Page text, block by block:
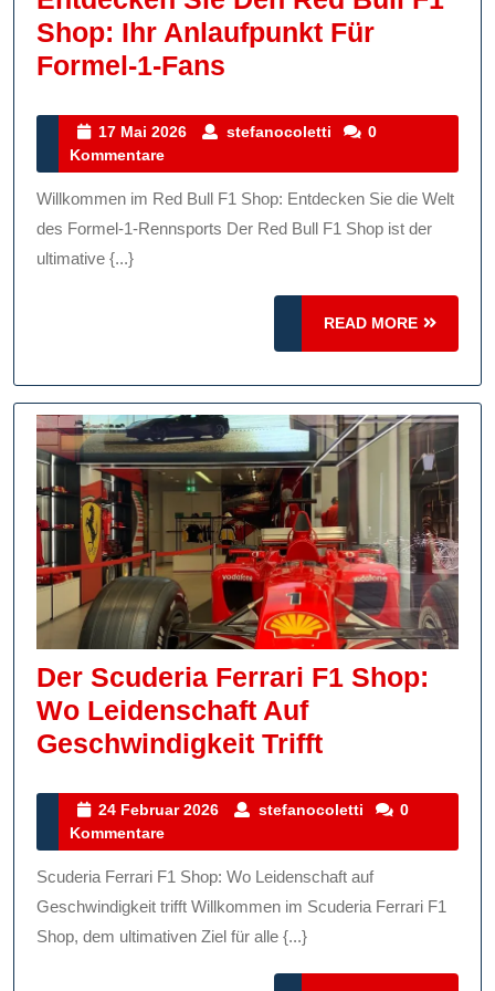
Shop: Ihr Anlaufpunkt Für
Formel-1-Fans
Den
Bull
F1
Anlaufpunkt
Formel-
1-
Fans
17 Mai 2026
17
2026
stefanocoletti stefanocoletti
0
Kommentare
Willkommen im Red Bull F1 Shop: Entdecken Sie die Welt
des Formel-1-Rennsports Der Red Bull F1 Shop ist der
ultimative {...}
READ MORE
READ
MORE
Der Scuderia Ferrari F1 Shop:
Wo Leidenschaft Auf
Geschwindigkeit TrifftDer
Ferrari
Shop:
Wo
Auf
24 Februar 2026
24
2026
stefanocoletti stefanocoletti
0
Kommentare
Scuderia Ferrari F1 Shop: Wo Leidenschaft auf
Geschwindigkeit trifft Willkommen im Scuderia Ferrari F1
Shop, dem ultimativen Ziel für alle {...}